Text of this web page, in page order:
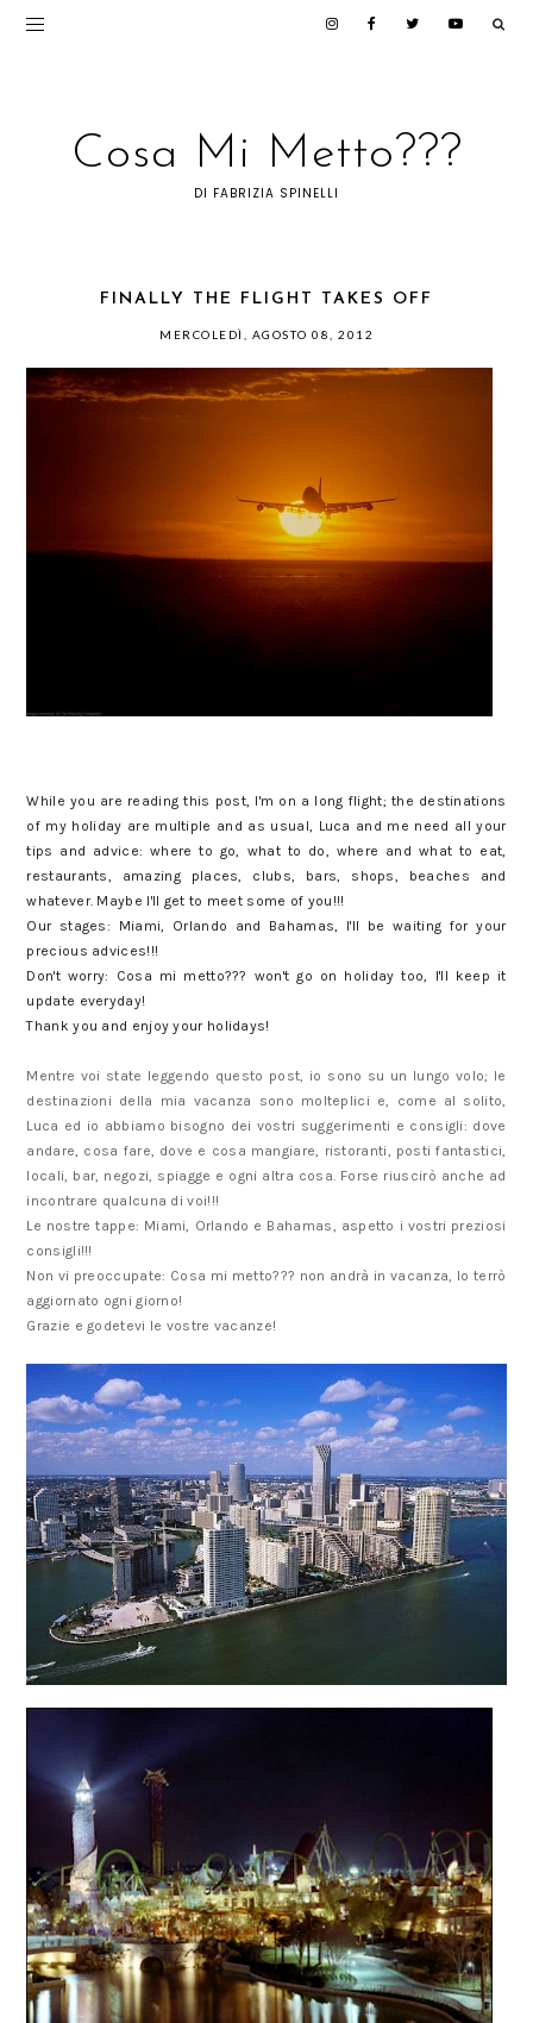
Cosa Mi Metto???
DI FABRIZIA SPINELLI
FINALLY THE FLIGHT TAKES OFF
MERCOLEDÌ, AGOSTO 08, 2012
While you are reading this post, I'm on a long flight; the destinations
of my holiday are multiple and as usual, Luca and me need all your
tips and advice: where to go, what to do, where and what to eat,
restaurants, amazing places, clubs, bars, shops, beaches and
whatever. Maybe I'll get to meet some of you!!!
Our stages: Miami, Orlando and Bahamas, I'll be waiting for your
precious advices!!!
Don't worry: Cosa mi metto??? won't go on holiday too, I'll keep it
update everyday!
Thank you and enjoy your holidays!
Mentre voi state leggendo questo post, io sono su un lungo volo; le
destinazioni della mia vacanza sono molteplici e, come al solito,
Luca ed io abbiamo bisogno dei vostri suggerimenti e consigli: dove
andare, cosa fare, dove e cosa mangiare, ristoranti, posti fantastici,
locali, bar, negozi, spiagge e ogni altra cosa. Forse riuscirò anche ad
incontrare qualcuna di voi!!!
Le nostre tappe: Miami, Orlando e Bahamas, aspetto i vostri preziosi
consigli!!!
Non vi preoccupate: Cosa mi metto??? non andrà in vacanza, lo terrò
aggiornato ogni giorno!
Grazie e godetevi le vostre vacanze!